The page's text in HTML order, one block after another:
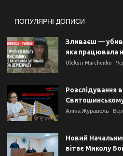
ПОПУЛЯРНІ ДОПИСИ
Зливаєш —
яка працювала
Oleksii Marchenko
Розслідування
Аліна Журавель
Новий
вітає Миколу